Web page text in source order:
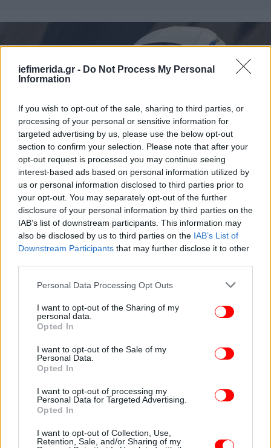
iefimerida.gr - Do Not Process My Personal
Information
If you wish to opt-out of the sale, sharing to third parties, or
processing of your personal or sensitive information for
targeted advertising by us, please use the below opt-out
section to confirm your selection. Please note that after your
opt-out request is processed you may continue seeing
interest-based ads based on personal information utilized by
us or personal information disclosed to third parties prior to
your opt-out. You may separately opt-out of the further
disclosure of your personal information by third parties on the
IAB’s list of downstream participants. This information may
also be disclosed by us to third parties on the IAB’s List of
Downstream Participants that may further disclose it to other
Please note that this website/app uses one or more Google
not limited to your visit or usage behaviour. You may click to
grant or deny consent to Google and its third-party tags to
use your data for below specified purposes in below Google
consent section.
Personal Data Processing Opt Outs
I want to opt-out of the Sharing of my
personal data.
Opted In
I want to opt-out of the Sale of my
Personal Data.
Opted In
I want to opt-out of processing my
Personal Data for Targeted Advertising.
Opted In
I want to opt-out of Collection, Use,
Retention, Sale, and/or Sharing of my
ΕΛΛΑΔΑ 25/06/2025 12:23
Θεσσαλονίκη: Συνελήφθη 32χρονος που
κατέβασε το παντελόνι του μπροστά σε τρία
ανήλικα κορίτσια
ΕΛΛΑΔΑ 12/05/2025 17:16
Συνελήφθη 32χρονος στη Μύκονο για κατοχή
ναρκωτικών ουσιών